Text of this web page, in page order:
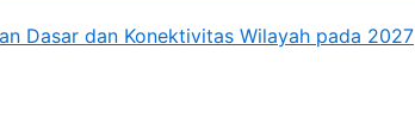
Dasar dan Konektivitas Wilayah pada 2027